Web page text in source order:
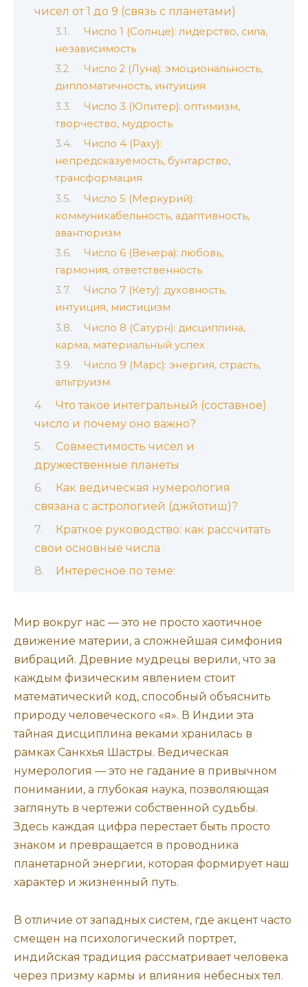
чисел от 1 до 9 (связь с планетами)
Число 1 (Солнце): лидерство, сила,
независимость
Число 2 (Луна): эмоциональность,
дипломатичность, интуиция
Число 3 (Юпитер): оптимизм,
творчество, мудрость
Число 4 (Раху):
непредсказуемость, бунтарство,
трансформация
Число 5 (Меркурий):
коммуникабельность, адаптивность,
авантюризм
Число 6 (Венера): любовь,
гармония, ответственность
Число 7 (Кету): духовность,
интуиция, мистицизм
Число 8 (Сатурн): дисциплина,
карма, материальный успех
Число 9 (Марс): энергия, страсть,
альтруизм
Что такое интегральный (составное)
число и почему оно важно?
Совместимость чисел и
дружественные планеты
Как ведическая нумерология
связана с астрологией (джйотиш)?
Краткое руководство: как рассчитать
свои основные числа
Интересное по теме:
Мир вокруг нас — это не просто хаотичное
движение материи, а сложнейшая симфония
вибраций. Древние мудрецы верили, что за
каждым физическим явлением стоит
математический код, способный объяснить
природу человеческого «я». В Индии эта
тайная дисциплина веками хранилась в
рамках Санкхья Шастры. Ведическая
нумерология — это не гадание в привычном
понимании, а глубокая наука, позволяющая
заглянуть в чертежи собственной судьбы.
Здесь каждая цифра перестает быть просто
знаком и превращается в проводника
планетарной энергии, которая формирует наш
характер и жизненный путь.
В отличие от западных систем, где акцент часто
смещен на психологический портрет,
индийская традиция рассматривает человека
через призму кармы и влияния небесных тел.